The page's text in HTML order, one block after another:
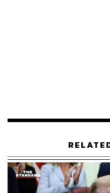
พลังงานในซาอุดีอาระเบีย, ส
โจมตีโต้กลับ การกระทำนี้ถูก
ความขัดแย้งไปสู่ ‘สงครามเ
แบบ’
ผู้เชี่ยวชาญประเมินว่า หาก